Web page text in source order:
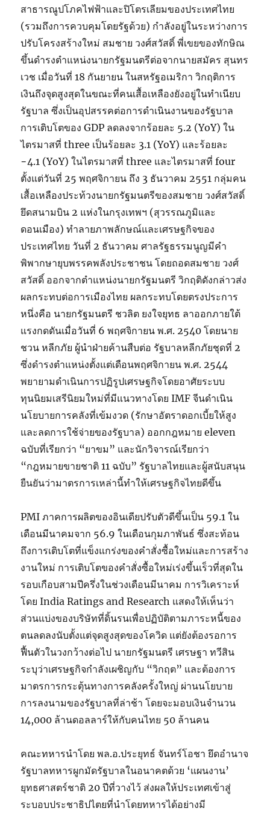
สาธารณูปโภคไฟฟ้าและปิโตรเลียมของประเทศไทย
(รวมถึงการควบคุมโดยรัฐด้วย) กำลังอยู่ในระหว่างการ
ปรับโครงสร้างใหม่ สมชาย วงศ์สวัสดิ์ พี่เขยของทักษิณ
ขึ้นดำรงตำแหน่งนายกรัฐมนตรีต่อจากนายสมัคร สุนทร
เวช เมื่อวันที่ 18 กันยายน ในสหรัฐอเมริกา วิกฤติการ
เงินถึงจุดสูงสุดในขณะที่คนเสื้อเหลืองยังอยู่ในทำเนียบ
รัฐบาล ซึ่งเป็นอุปสรรคต่อการดำเนินงานของรัฐบาล
การเติบโตของ GDP ลดลงจากร้อยละ 5.2 (YoY) ใน
ไตรมาสที่ three เป็นร้อยละ 3.1 (YoY) และร้อยละ
−4.1 (YoY) ในไตรมาสที่ three และไตรมาสที่ four
ตั้งแต่วันที่ 25 พฤศจิกายน ถึง 3 ธันวาคม 2551 กลุ่มคน
เสื้อเหลืองประท้วงนายกรัฐมนตรีของสมชาย วงศ์สวัสดิ์
ยึดสนามบิน 2 แห่งในกรุงเทพฯ (สุวรรณภูมิและ
ดอนเมือง) ทำลายภาพลักษณ์และเศรษฐกิจของ
ประเทศไทย วันที่ 2 ธันวาคม ศาลรัฐธรรมนูญมีคำ
พิพากษายุบพรรคพลังประชาชน โดยถอดสมชาย วงศ์
สวัสดิ์ ออกจากตำแหน่งนายกรัฐมนตรี วิกฤติดังกล่าวส่ง
ผลกระทบต่อการเมืองไทย ผลกระทบโดยตรงประการ
หนึ่งคือ นายกรัฐมนตรี ชวลิต ยงใจยุทธ ลาออกภายใต้
แรงกดดันเมื่อวันที่ 6 พฤศจิกายน พ.ศ. 2540 โดยนาย
ชวน หลีกภัย ผู้นำฝ่ายค้านสืบต่อ รัฐบาลหลีกภัยชุดที่ 2
ซึ่งดำรงตำแหน่งตั้งแต่เดือนพฤศจิกายน พ.ศ. 2544
พยายามดำเนินการปฏิรูปเศรษฐกิจโดยอาศัยระบบ
ทุนนิยมเสรีนิยมใหม่ที่มีแนวทางโดย IMF จีนดำเนิน
นโยบายการคลังที่เข้มงวด (รักษาอัตราดอกเบี้ยให้สูง
และลดการใช้จ่ายของรัฐบาล) ออกกฎหมาย eleven
ฉบับที่เรียกว่า “ยาขม” และนักวิจารณ์เรียกว่า
“กฎหมายขายชาติ 11 ฉบับ” รัฐบาลไทยและผู้สนับสนุน
ยืนยันว่ามาตรการเหล่านี้ทำให้เศรษฐกิจไทยดีขึ้น
PMI ภาคการผลิตของอินเดียปรับตัวดีขึ้นเป็น 59.1 ใน
เดือนมีนาคมจาก 56.9 ในเดือนกุมภาพันธ์ ซึ่งสะท้อน
ถึงการเติบโตที่แข็งแกร่งของคำสั่งซื้อใหม่และการสร้าง
งานใหม่ การเติบโตของคำสั่งซื้อใหม่เร่งขึ้นเร็วที่สุดใน
รอบเกือบสามปีครึ่งในช่วงเดือนมีนาคม การวิเคราะห์
โดย India Ratings and Research แสดงให้เห็นว่า
ส่วนแบ่งของบริษัทที่ดิ้นรนเพื่อปฏิบัติตามภาระหนี้ของ
ตนลดลงนับตั้งแต่จุดสูงสุดของโควิด แต่ยังต้องรอการ
ฟื้นตัวในวงกว้างต่อไป นายกรัฐมนตรี เศรษฐา ทวีสิน
ระบุว่าเศรษฐกิจกำลังเผชิญกับ “วิกฤต” และต้องการ
มาตรการกระตุ้นทางการคลังครั้งใหญ่ ผ่านนโยบาย
การลงนามของรัฐบาลที่ล่าช้า โดยจะมอบเงินจำนวน
14,000 ล้านดอลลาร์ให้กับคนไทย 50 ล้านคน
คณะทหารนำโดย พล.อ.ประยุทธ์ จันทร์โอชา ยึดอำนาจ
รัฐบาลทหารผูกมัดรัฐบาลในอนาคตด้วย ‘แผนงาน’
ยุทธศาสตร์ชาติ 20 ปีที่วางไว้ ส่งผลให้ประเทศเข้าสู่
ระบอบประชาธิปไตยที่นำโดยทหารได้อย่างมี